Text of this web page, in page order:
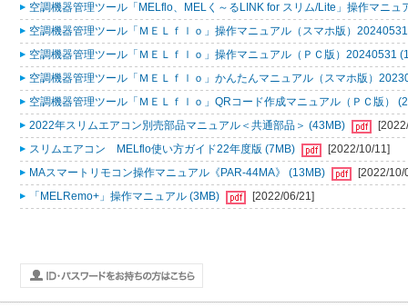
空調機器管理ツール「MELflo、MELく～るLINK for スリム/Lite」操作マニュ
空調機器管理ツール「ＭＥＬｆｌｏ」操作マニュアル（スマホ版）
空調機器管理ツール「ＭＥＬｆｌｏ」操作マニュアル（ＰＣ版）20240531
空調機器管理ツール「ＭＥＬｆｌｏ」かんたんマニュアル（スマホ版）
空調機器管理ツール「ＭＥＬｆｌｏ」QRコード作成マニュアル（ＰＣ版）
2022年スリムエアコン別売部品マニュアル＜共通部品＞ (43MB)
スリムエアコン MELflo使い方ガイド22年度版 (7MB)
[2022/10/11]
MAスマートリモコン操作マニュアル《PAR-44MA》 (13MB)
[2022/10/
「MELRemo+」操作マニュアル (3MB)
[2022/06/21]